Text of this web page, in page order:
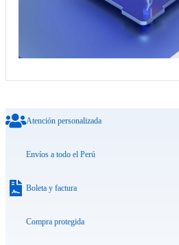
Atención personalizada
Envíos a todo el Perú
Boleta y factura
Compra protegida